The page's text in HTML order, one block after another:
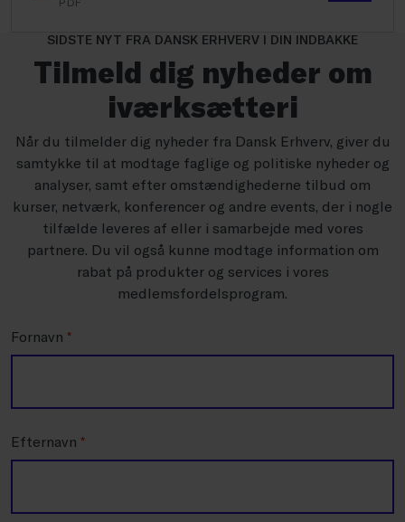
SIDSTE NYT FRA DANSK ERHVERV I DIN INDBAKKE
Tilmeld dig nyheder om
iværksætteri
Når du tilmelder dig nyheder fra Dansk Erhverv, giver du
samtykke til at modtage faglige og politiske nyheder og
analyser, samt efter omstændighederne tilbud om
kurser, netværk, konferencer og andre events, der i nogle
tilfælde leveres af eller i samarbejde med vores
partnere. Du vil også kunne modtage information om
rabat på produkter og services i vores
medlemsfordelsprogram.
Fornavn *
Efternavn *